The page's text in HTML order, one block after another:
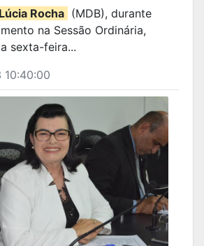
Lúcia Rocha (MDB), durante
na Sessão Ordinária,
sexta-feira...
10:40:00